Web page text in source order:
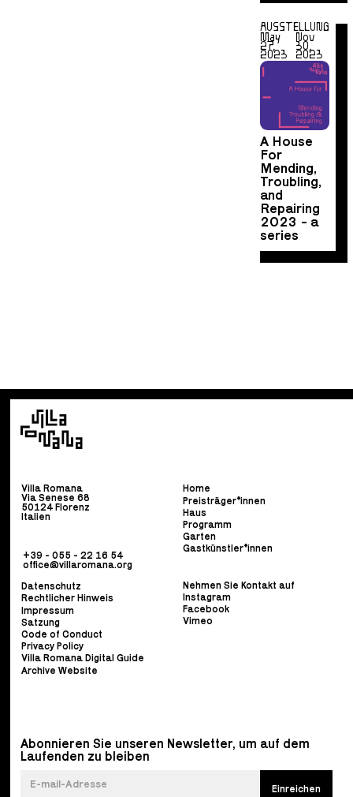
AUSSTELLUNG
May
27,
2023
Nov
30,
2023
A House
For
Mending,
Troubling,
and
Repairing
2023 - a
series
Villa Romana
Via Senese 68
50124 Florenz
Italien
+39 - 055 - 22 16 54
office@villaromana.org
Home
Preisträger*innen
Haus
Programm
Garten
Gastkünstler*innen
Datenschutz
Rechtlicher Hinweis
Impressum
Satzung
Code of Conduct
Privacy Policy
Villa Romana Digital Guide
Archive Website
Nehmen Sie Kontakt auf
Instagram
Facebook
Vimeo
Abonnieren Sie unseren Newsletter, um auf dem
Laufenden zu bleiben